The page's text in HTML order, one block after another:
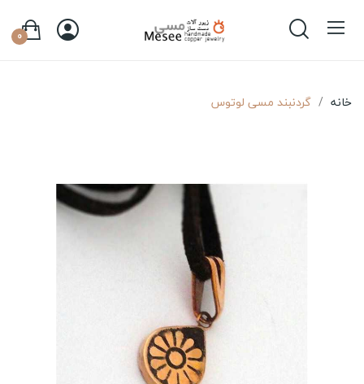
0
خانه گردنبند مسی لوتوس